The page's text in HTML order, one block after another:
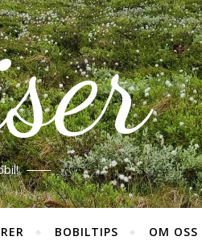
BOBILTIPS OM OSS